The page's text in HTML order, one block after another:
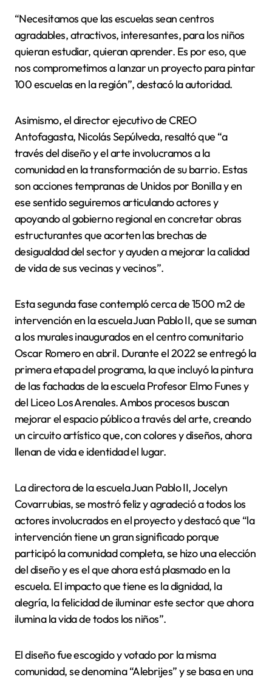
“Necesitamos que las escuelas sean centros
agradables, atractivos, interesantes, para los niños
quieran estudiar, quieran aprender. Es por eso, que
nos comprometimos a lanzar un proyecto para pintar
100 escuelas en la región”, destacó la autoridad.
Asimismo, el director ejecutivo de CREO
Antofagasta, Nicolás Sepúlveda, resaltó que “a
través del diseño y el arte involucramos a la
comunidad en la transformación de su barrio. Estas
son acciones tempranas de Unidos por Bonilla y en
ese sentido seguiremos articulando actores y
apoyando al gobierno regional en concretar obras
estructurantes que acorten las brechas de
desigualdad del sector y ayuden a mejorar la calidad
de vida de sus vecinas y vecinos”.
Esta segunda fase contempló cerca de 1500 m2 de
intervención en la escuela Juan Pablo II, que se suman
a los murales inaugurados en el centro comunitario
Oscar Romero en abril. Durante el 2022 se entregó la
primera etapa del programa, la que incluyó la pintura
de las fachadas de la escuela Profesor Elmo Funes y
del Liceo Los Arenales. Ambos procesos buscan
mejorar el espacio público a través del arte, creando
un circuito artístico que, con colores y diseños, ahora
llenan de vida e identidad el lugar.
La directora de la escuela Juan Pablo II, Jocelyn
Covarrubias, se mostró feliz y agradeció a todos los
actores involucrados en el proyecto y destacó que “la
intervención tiene un gran significado porque
participó la comunidad completa, se hizo una elección
del diseño y es el que ahora está plasmado en la
escuela. El impacto que tiene es la dignidad, la
alegría, la felicidad de iluminar este sector que ahora
ilumina la vida de todos los niños”.
El diseño fue escogido y votado por la misma
comunidad, se denomina “Alebrijes” y se basa en una